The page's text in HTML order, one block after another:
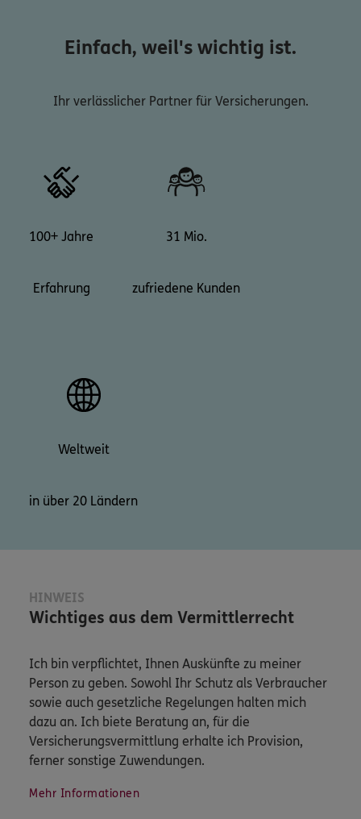
Einfach, weil's wichtig ist.
Ihr verlässlicher Partner für Versicherungen.
100+ Jahre
Erfahrung
31 Mio.
zufriedene Kunden
Weltweit
in über 20 Ländern
HINWEIS
Wichtiges aus dem Vermittlerrecht
Ich bin verpflichtet, Ihnen Auskünfte zu meiner
Person zu geben. Sowohl Ihr Schutz als Verbraucher
sowie auch gesetzliche Regelungen halten mich
dazu an. Ich biete Beratung an, für die
Versicherungsvermittlung erhalte ich Provision,
ferner sonstige Zuwendungen.
Mehr Informationen